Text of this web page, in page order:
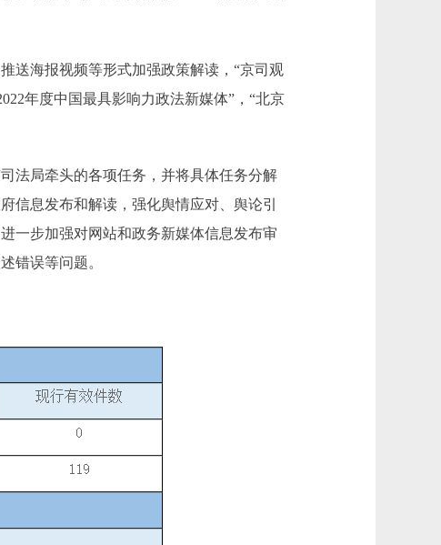
海报视频等形式加强政策解读，“京司观
年度中国最具影响力政法新媒体”，“北京
法局牵头的各项任务，并将具体任务分解
信息发布和解读，强化舆情应对、舆论引
一步加强对网站和政务新媒体信息发布审
错误等问题。